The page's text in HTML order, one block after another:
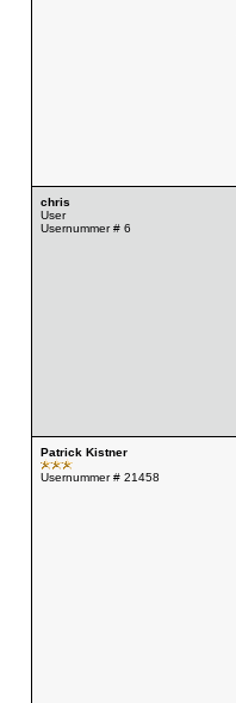
chris
User
Usernummer # 6
Patrick Kistner
Usernummer # 21458